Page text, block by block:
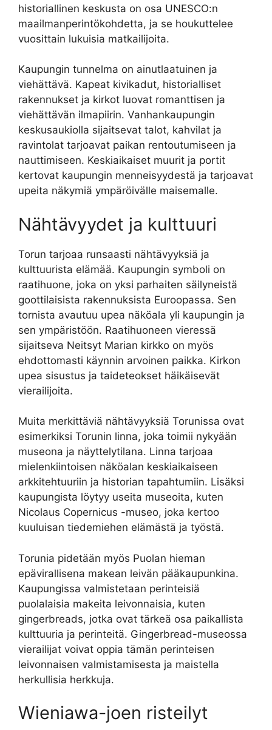
historiallinen keskusta on osa UNESCO:n
maailmanperintökohdetta, ja se houkuttelee
vuosittain lukuisia matkailijoita.
Kaupungin tunnelma on ainutlaatuinen ja
viehättävä. Kapeat kivikadut, historialliset
rakennukset ja kirkot luovat romanttisen ja
viehättävän ilmapiirin. Vanhankaupungin
keskusaukiolla sijaitsevat talot, kahvilat ja
ravintolat tarjoavat paikan rentoutumiseen ja
nauttimiseen. Keskiaikaiset muurit ja portit
kertovat kaupungin menneisyydestä ja tarjoavat
upeita näkymiä ympäröivälle maisemalle.
Nähtävyydet ja kulttuuri
Torun tarjoaa runsaasti nähtävyyksiä ja
kulttuurista elämää. Kaupungin symboli on
raatihuone, joka on yksi parhaiten säilyneistä
goottilaisista rakennuksista Euroopassa. Sen
tornista avautuu upea näköala yli kaupungin ja
sen ympäristöön. Raatihuoneen vieressä
sijaitseva Neitsyt Marian kirkko on myös
ehdottomasti käynnin arvoinen paikka. Kirkon
upea sisustus ja taideteokset häikäisevät
vierailijoita.
Muita merkittäviä nähtävyyksiä Torunissa ovat
esimerkiksi Torunin linna, joka toimii nykyään
museona ja näyttelytilana. Linna tarjoaa
mielenkiintoisen näköalan keskiaikaiseen
arkkitehtuuriin ja historian tapahtumiin. Lisäksi
kaupungista löytyy useita museoita, kuten
Nicolaus Copernicus -museo, joka kertoo
kuuluisan tiedemiehen elämästä ja työstä.
Torunia pidetään myös Puolan hieman
epävirallisena makean leivän pääkaupunkina.
Kaupungissa valmistetaan perinteisiä
puolalaisia makeita leivonnaisia, kuten
gingerbreads, jotka ovat tärkeä osa paikallista
kulttuuria ja perinteitä. Gingerbread-museossa
vierailijat voivat oppia tämän perinteisen
leivonnaisen valmistamisesta ja maistella
herkullisia herkkuja.
Wieniawa-joen risteilyt